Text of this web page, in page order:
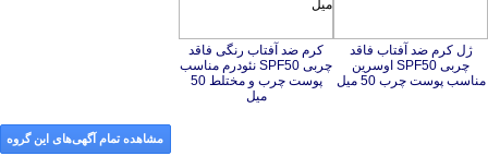
ژل کرم ضد آفتاب فاقد
چربی SPF50 اوسرین
مناسب پوست چرب 50 میل
کرم ضد آفتاب رنگی فاقد
چربی SPF50 نئودرم مناسب
پوست چرب و مختلط 50
میل
مشاهده تمام آگهی‌های این گروه